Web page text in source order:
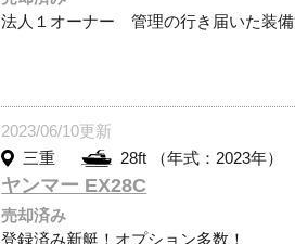
法人１オーナー 管理の行き届いた装備
2023/06/10更新
三重
28ft （年式：2023年）
ヤンマー EX28C
売却済み
登録済み新艇！オプション多数！